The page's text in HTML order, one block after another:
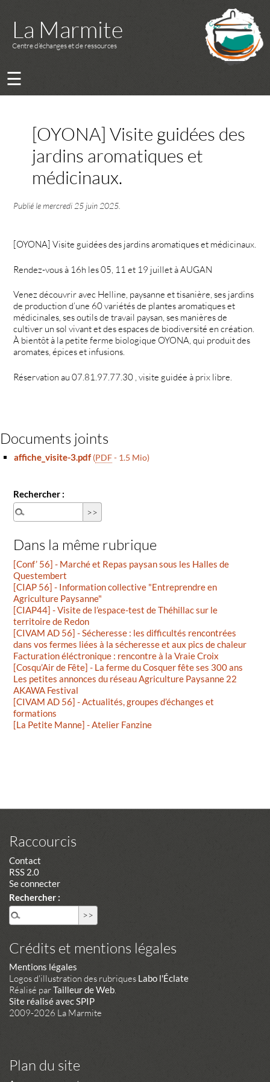
La Marmite
Centre d’échanges et de ressources
☰
[OYONA] Visite guidées des
jardins aromatiques et
médicinaux.
Publié lemercredi 25 juin 2025
[OYONA] Visite guidées des jardins aromatiques et médicinaux.
Rendez-vous à 16h les 05, 11 et 19 juillet à AUGAN
Venez découvrir avec Helline, paysanne et tisanière, ses jardins
de production d’une 60 variétés de plantes aromatiques et
médicinales, ses outils de travail paysan, ses manières de
cultiver un sol vivant et des espaces de biodiversité en création.
À bientôt à la petite ferme biologique OYONA, qui produit des
aromates, épices et infusions.
Réservation au 07.81.97.77.30 , visite guidée à prix libre.
Documents joints
affiche_visite-3.pdf (PDF- 1.5 Mio)
Rechercher :
Dans la même rubrique
[Conf’ 56] - Marché et Repas paysan sous les Halles de
Questembert
[CIAP 56] - Information collective "Entreprendre en
Agriculture Paysanne"
[CIAP44] - Visite de l’espace-test de Théhillac sur le
territoire de Redon
[CIVAM AD 56] - Sécheresse : les difficultés rencontrées
dans vos fermes liées à la sécheresse et aux pics de chaleur
Facturation éléctronique : rencontre à la Vraie Croix
[Cosqu’Air de Fête] - La ferme du Cosquer fête ses 300 ans
Les petites annonces du réseau Agriculture Paysanne 22
AKAWA Festival
[CIVAM AD 56] - Actualités, groupes d’échanges et
formations
[La Petite Manne] - Atelier Fanzine
Raccourcis
Contact
RSS 2.0
Se connecter
Rechercher :
Crédits et mentions légales
Mentions légales
Logos d'illustration des rubriques Labo l'Éclate
Réalisé parTailleur de Web.
Site réalisé avec SPIP
2009-2026 La Marmite
Plan du site